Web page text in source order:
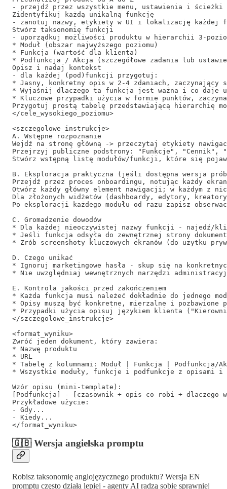
- przejdź przez wszystkie menu, ustawienia i ścieżki
Zidentyfikuj każdą unikalną funkcję
- zanotuj nazwy, etykiety w UI i lokalizację
Stwórz taksonomię funkcji
- uporządkuj możliwości produktu w hierarchii 3-
* Moduł (obszar najwyższego poziomu)
* Funkcja (wartość dla klienta)
* Podfunkcja / Akcja (szczegółowe zadania lub
Opisz i nadaj kontekst
- dla każdej (pod)funkcji przygotuj:
* Jasny, konkretny opis w 2-4 zdaniach,
* Wyjaśnij dlaczego ta funkcja jest ważna i co daje
* Kluczowe przypadki użycia w formie punktów,
Przygotuj prostą tabelę przedstawiającą hierarchię
</cele_wysokiego_poziomu>
<szczegolowe_instrukcje>
A. Wstępne rozpoznanie
Wejdź na stronę główną -> przeczytaj etykiety
Przejrzyj publiczne podstrony: "Funkcje", "Cennik",
Stwórz wstępną listę modułów/funkcji, które się
B. Eksploracja praktyczna (jeśli dostępna wersja
Przejdź przez proces onboardingu, notując każdy
Otwórz każdy główny element nawigacji; w każdym
Dla złożonych widżetów (dashboardy, edytory,
Po eksploracji każdego modułu od razu zapisz
C. Gromadzenie dowodów
* Dla każdej nieoczywistej nazwy funkcji - najedź/
* Jeśli funkcja odsyła do zewnętrznej strony
* Zrób screenshoty kluczowych ekranów (do użytku
D. Czego unikać
* Ignoruj marketingowe hasła - skup się na
* Nie uwzględniaj wewnętrznych narzędzi
E. Kontrola jakości przed zakończeniem
* Każda funkcja musi należeć dokładnie do jednego
* Opisy muszą być konkretne, mierzalne i pozbawione
* Przypadki użycia opisuj językiem klienta
</szczegolowe_instrukcje>
<format_wyniku>
Zwróć jeden dokument, który zawiera:
* Nazwę produktu
* URL
* Tabelę z kolumnami: Moduł | Funkcja |
* Wszystkie moduły, funkcje i podfunkcje z opisami i
Wzór opisu (mini-template):
[Podfunkcja] - [czasownik + opis co robi + dlaczego
Przykładowe użycie:
- Gdy...
- Kiedy...
</format_wyniku>
🇬🇧 Wersja angielska promptu
Robisz taksonomię anglojęzycznego produktu? Wersja EN
promptu często działa lepiej - agenty AI radzą sobie sprawniej